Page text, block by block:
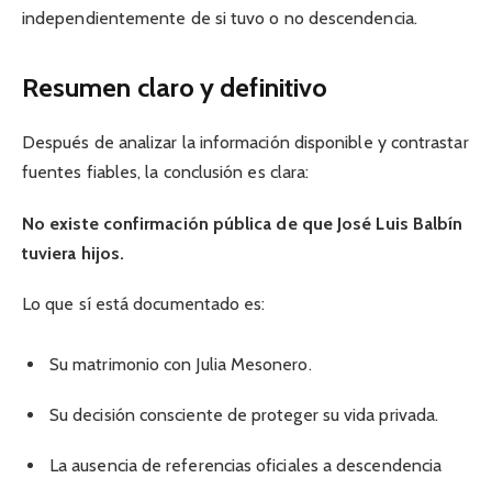
independientemente de si tuvo o no descendencia.
Resumen claro y definitivo
Después de analizar la información disponible y contrastar
fuentes fiables, la conclusión es clara:
No existe confirmación pública de que José Luis Balbín
tuviera hijos.
Lo que sí está documentado es:
Su matrimonio con Julia Mesonero.
Su decisión consciente de proteger su vida privada.
La ausencia de referencias oficiales a descendencia